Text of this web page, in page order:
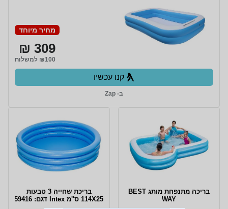
מחיר מיוחד
309 ₪
₪100 למשלוח
קנו עכשיו
ב- Zap
בריכה מתנפחת מותג BEST
WAY‏
בריכת שחייה 3 טבעות
114X25 ס''מ Intex דגם: 59416